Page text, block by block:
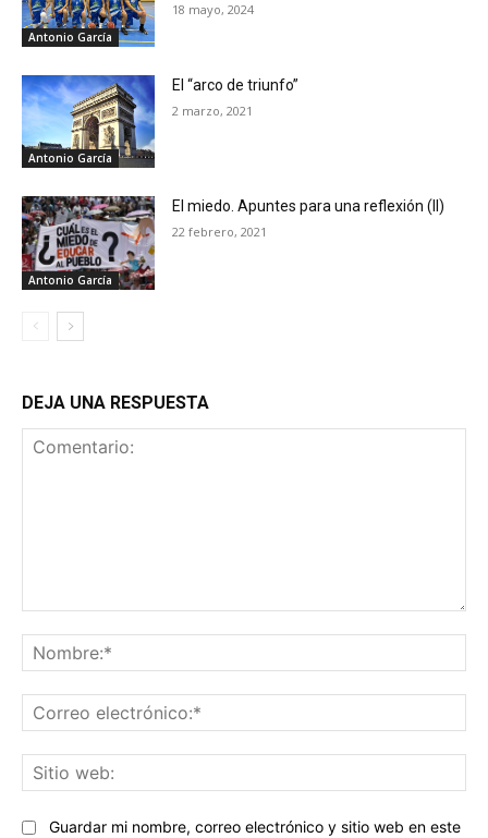
Antonio García
18 mayo, 2024
Antonio García
El “arco de triunfo”
2 marzo, 2021
Antonio García
El miedo. Apuntes para una reflexión (II)
22 febrero, 2021
DEJA UNA RESPUESTA
Guardar mi nombre, correo electrónico y sitio web en este